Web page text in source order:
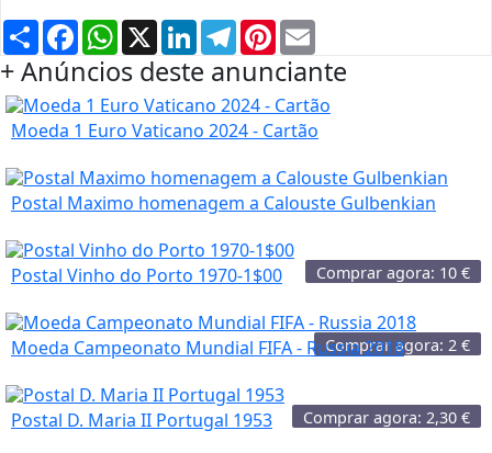
PartilharFacebookWhatsApp
X LinkedInTelegram
Pinterest
+ Anúncios deste anunciante
Moeda 1 Euro Vaticano 2024 - Cartão
Comprar agora: 10 €
Postal Maximo homenagem a Calouste Gulbenkian
Comprar agora: 2 €
Postal Vinho do Porto 1970-1$00
Comprar agora: 2,30 €
Moeda Campeonato Mundial FIFA - Russia 2018
Postal D. Maria II Portugal 1953